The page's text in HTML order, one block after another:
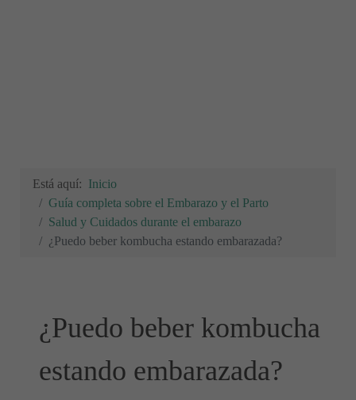
Está aquí: Inicio
Guía completa sobre el Embarazo y el Parto
Salud y Cuidados durante el embarazo
¿Puedo beber kombucha estando embarazada?
¿Puedo beber kombucha
estando embarazada?